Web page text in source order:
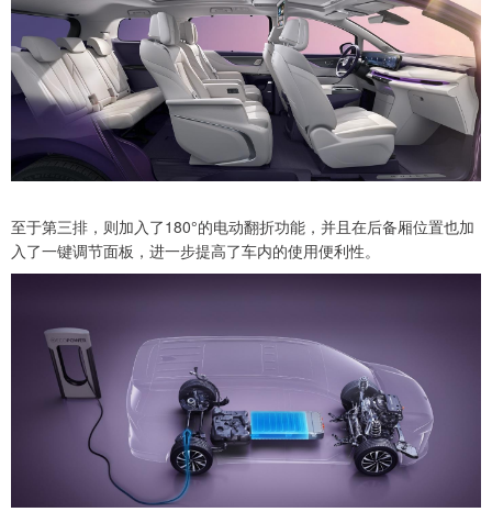
至于第三排，则加入了180°的电动翻折功能，并且在后备厢位置也加
入了一键调节面板，进一步提高了车内的使用便利性。